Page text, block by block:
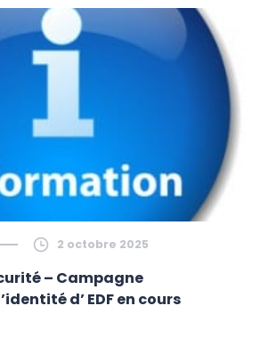
2 octobre 2025
– Campagne
d’ EDF en cours